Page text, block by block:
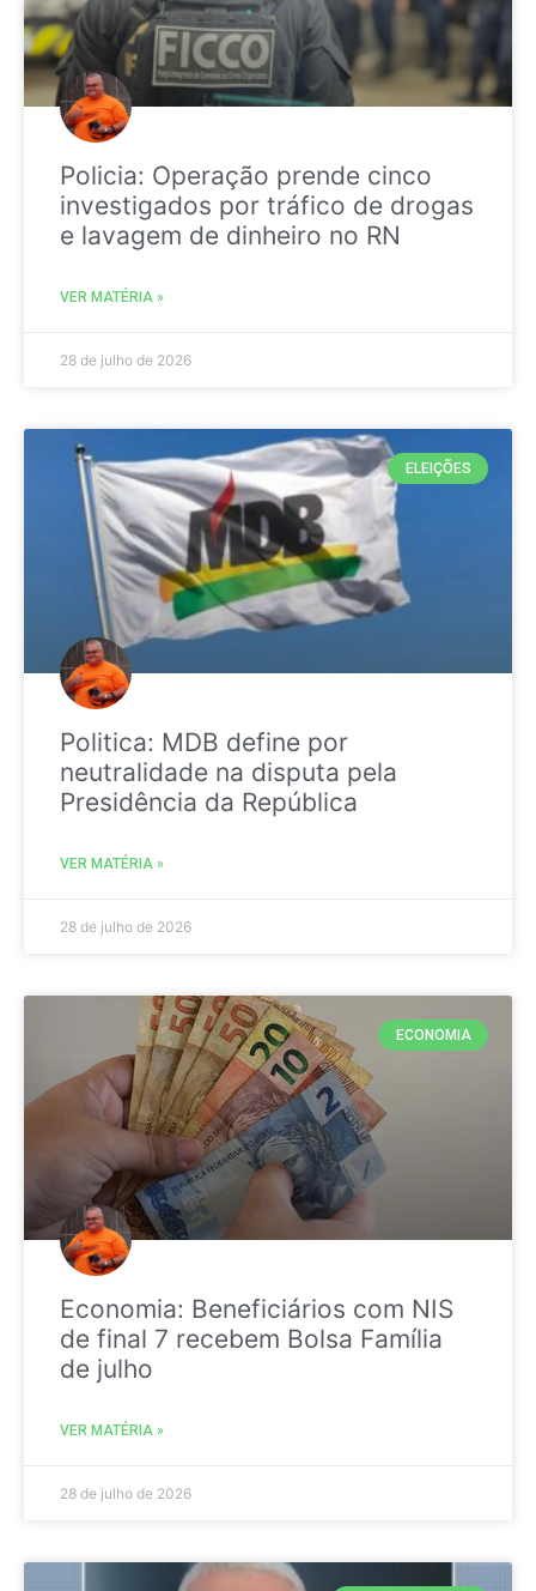
Policia: Operação prende cinco
investigados por tráfico de drogas
e lavagem de dinheiro no RN
VER MATÉRIA »
28 de julho de 2026
ELEIÇÕES
Politica: MDB define por
neutralidade na disputa pela
Presidência da República
VER MATÉRIA »
28 de julho de 2026
ECONOMIA
Economia: Beneficiários com NIS
de final 7 recebem Bolsa Família
de julho
VER MATÉRIA »
28 de julho de 2026